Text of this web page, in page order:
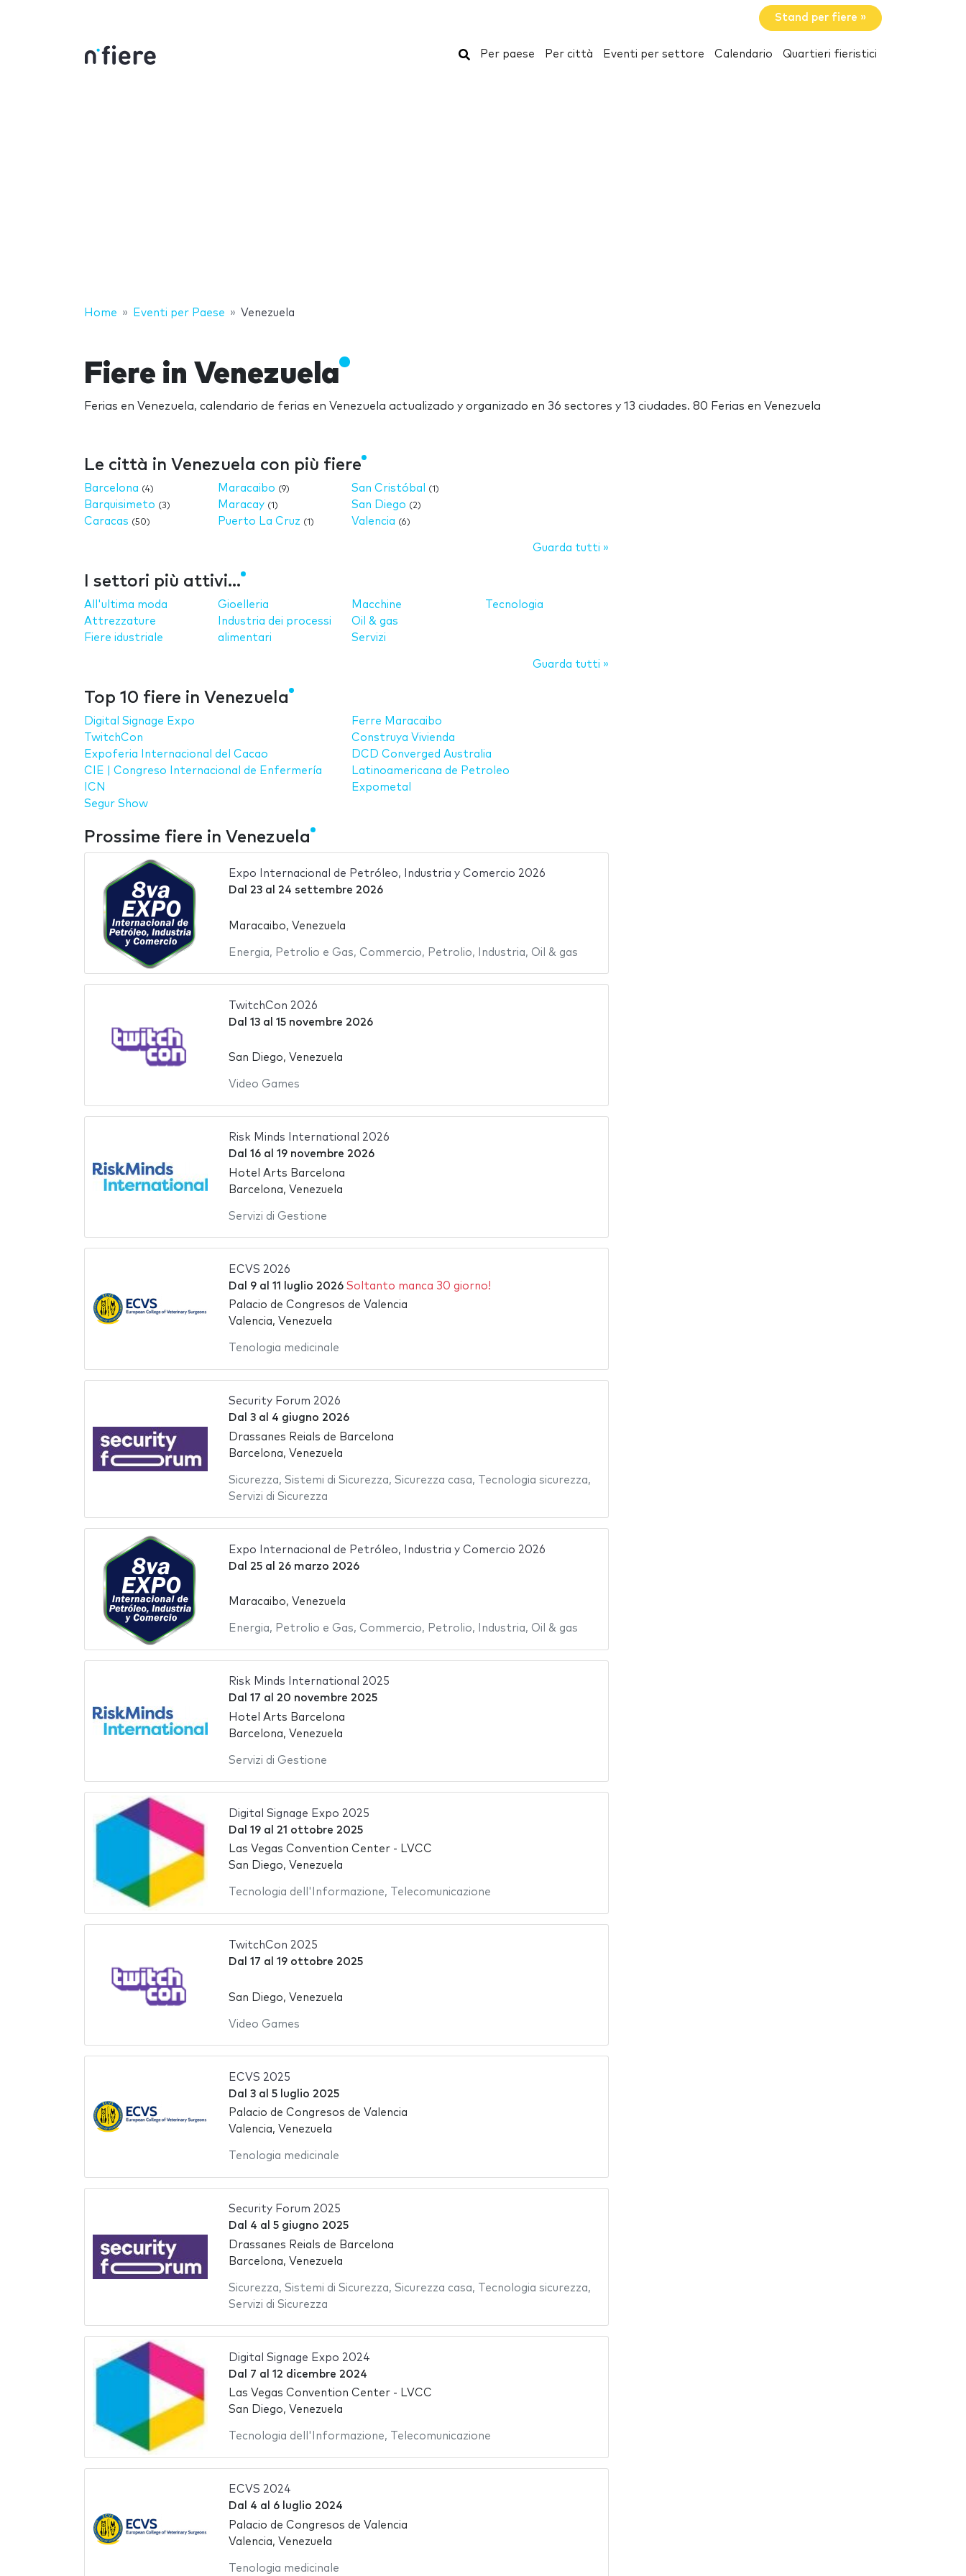
Stand per fiere »
Cerca
Per paese Per città Eventi per settore Calendario Quartieri fieristici
Home Eventi per Paese Venezuela
Fiere in Venezuela
Ferias en Venezuela, calendario de ferias en Venezuela actualizado y organizado en 36 sectores y 13 ciudades. 80 Ferias en Venezuela
Le città in Venezuela con più fiere
Barcelona (4)
Barquisimeto (3)
Caracas (50)
Maracaibo (9)
Maracay (1)
Puerto La Cruz (1)
San Cristóbal (1)
San Diego (2)
Valencia (6)
Guarda tutti »
I settori più attivi...
All'ultima moda
Attrezzature
Fiere idustriale
Gioelleria
Industria dei processi
alimentari
Macchine
Oil & gas
Servizi
Tecnologia
Guarda tutti »
Top 10 fiere in Venezuela
Digital Signage Expo
TwitchCon
Expoferia Internacional del Cacao
CIE | Congreso Internacional de Enfermería
ICN
Segur Show
Ferre Maracaibo
Construya Vivienda
DCD Converged Australia
Latinoamericana de Petroleo
Expometal
Prossime fiere in Venezuela
Expo Internacional de Petróleo, Industria y Comercio 2026
Dal 23al 24 settembre 2026
Maracaibo, Venezuela
Energia, Petrolio e Gas, Commercio, Petrolio, Industria, Oil & gas
TwitchCon 2026
Dal 13al 15 novembre 2026
San Diego, Venezuela
Video Games
Risk Minds International 2026
Dal 16al 19 novembre 2026
Hotel Arts Barcelona
Barcelona, Venezuela
Servizi di Gestione
ECVS 2026
Dal 9al 11 luglio 2026 Soltanto manca 30 giorno!
Palacio de Congresos de Valencia
Valencia, Venezuela
Tenologia medicinale
Security Forum 2026
Dal 3al 4 giugno 2026
Drassanes Reials de Barcelona
Barcelona, Venezuela
Sicurezza, Sistemi di Sicurezza, Sicurezza casa, Tecnologia sicurezza,
Servizi di Sicurezza
Expo Internacional de Petróleo, Industria y Comercio 2026
Dal 25al 26 marzo 2026
Maracaibo, Venezuela
Energia, Petrolio e Gas, Commercio, Petrolio, Industria, Oil & gas
Risk Minds International 2025
Dal 17 al 20 novembre 2025
Hotel Arts Barcelona
Barcelona, Venezuela
Servizi di Gestione
Digital Signage Expo 2025
Dal 19al 21 ottobre 2025
Las Vegas Convention Center - LVCC
San Diego, Venezuela
Tecnologia dell'Informazione, Telecomunicazione
TwitchCon 2025
Dal 17 al 19 ottobre 2025
San Diego, Venezuela
Video Games
ECVS 2025
Dal 3al 5 luglio 2025
Palacio de Congresos de Valencia
Valencia, Venezuela
Tenologia medicinale
Security Forum 2025
Dal 4 al 5 giugno 2025
Drassanes Reials de Barcelona
Barcelona, Venezuela
Sicurezza, Sistemi di Sicurezza, Sicurezza casa, Tecnologia sicurezza,
Servizi di Sicurezza
Digital Signage Expo 2024
Dal 7 al 12 dicembre 2024
Las Vegas Convention Center - LVCC
San Diego, Venezuela
Tecnologia dell'Informazione, Telecomunicazione
ECVS 2024
Dal 4 al 6 luglio 2024
Palacio de Congresos de Valencia
Valencia, Venezuela
Tenologia medicinale